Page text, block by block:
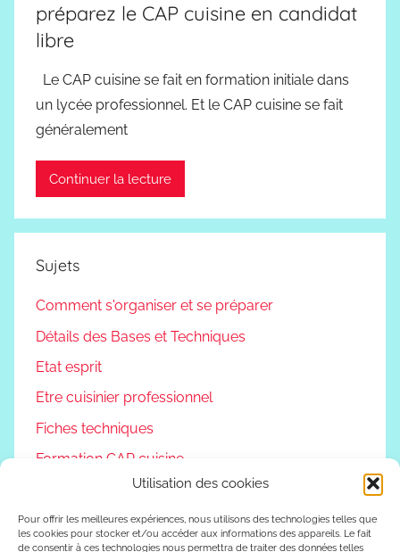
Utilisation des cookies
Pour offrir les meilleures expériences, nous utilisons des technologies telles que
les cookies pour stocker et/ou accéder aux informations des appareils. Le fait
de consentir à ces technologies nous permettra de traiter des données telles
préparez le CAP cuisine en candidat
libre
Le CAP cuisine se fait en formation initiale dans
un lycée professionnel. Et le CAP cuisine se fait
généralement
Continuer la lecture
Sujets
Comment s'organiser et se préparer
Détails des Bases et Techniques
Etat esprit
Etre cuisinier professionnel
Fiches techniques
Formation CAP cuisine
Podcast